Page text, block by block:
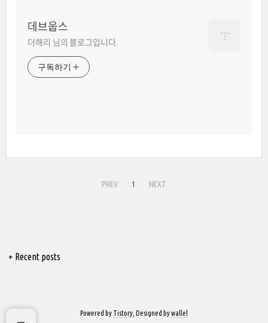
데브웁스
더해리 님의 블로그입니다.
구독하기
PREV 1 NEXT
+ Recent posts
Powered by Tistory , Designed bywallel